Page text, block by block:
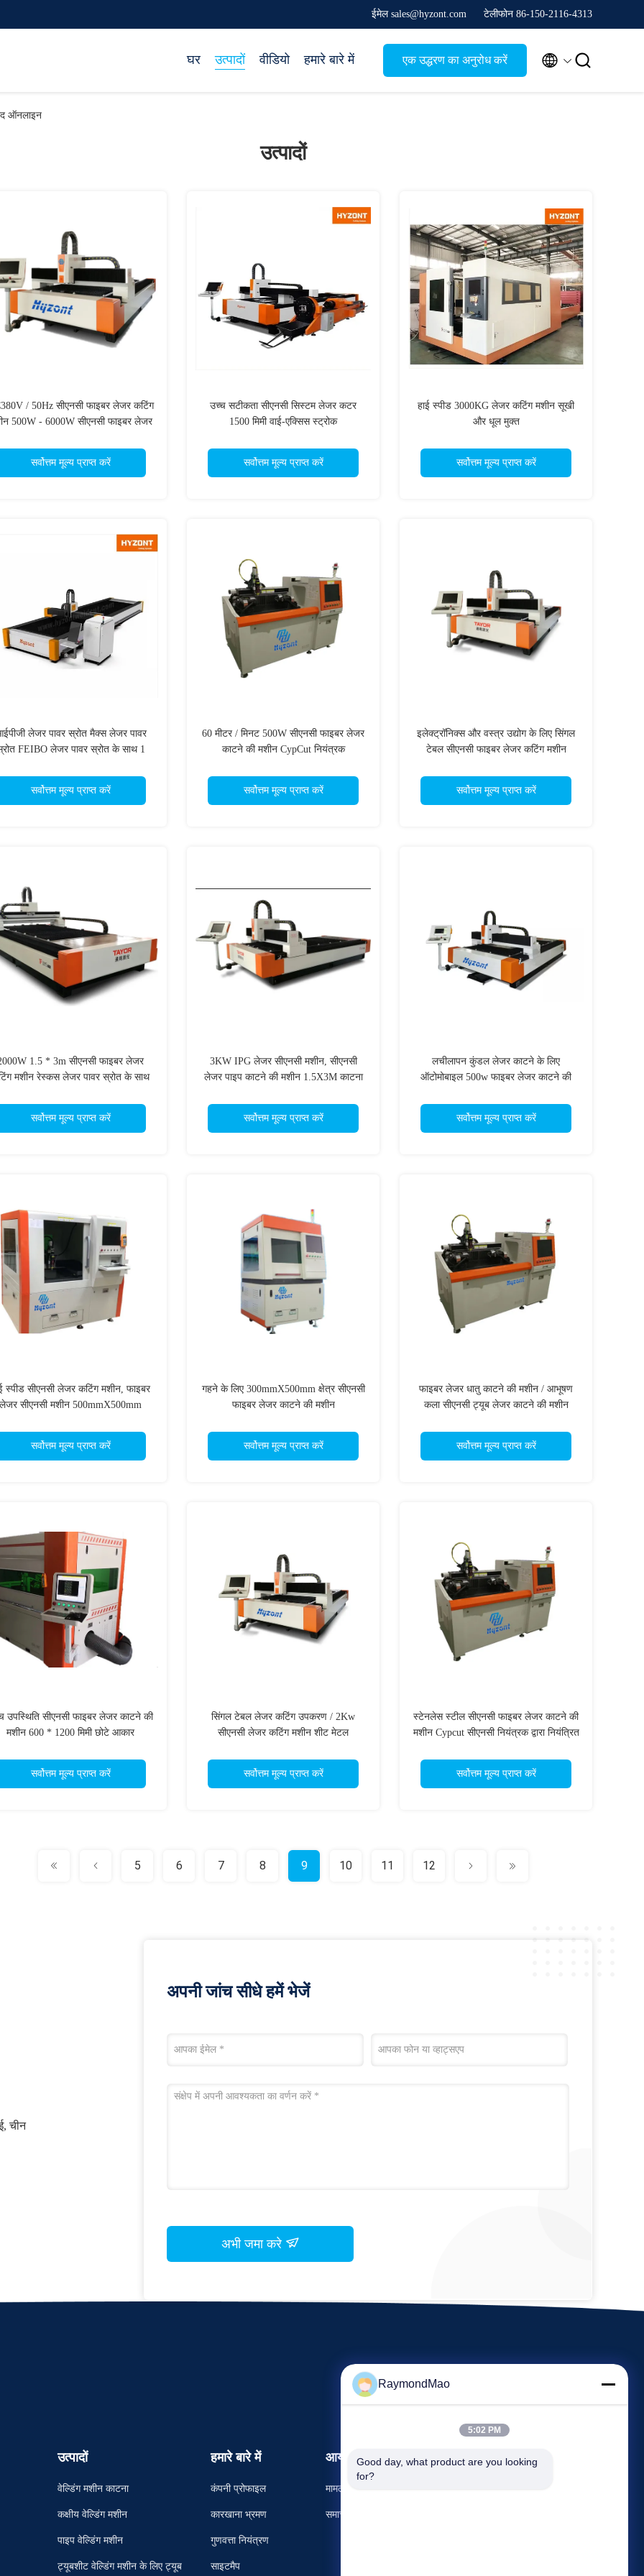
ईमेल sales@hyzont.com टेलीफोन 86-150-2116-4313
घर उत्पादों वीडियो हमारे बारे में एक उद्धरण का अनुरोध करें  
ऑनलाइन
उत्पादों
/ 50Hz सीएनसी फाइबर लेजर कटिंग
500W - 6000W सीएनसी फाइबर लेजर
सर्वोत्तम मूल्य प्राप्त करें
उच्च सटीकता सीएनसी सिस्टम लेजर कटर
1500 मिमी वाई-एक्सिस स्ट्रोक
सर्वोत्तम मूल्य प्राप्त करें
हाई स्पीड 3000KG लेजर कटिंग मशीन सूखी
और धूल मुक्त
सर्वोत्तम मूल्य प्राप्त करें
लेजर पावर स्रोत मैक्स लेजर पावर
FEIBO लेजर पावर स्रोत के साथ 1
सर्वोत्तम मूल्य प्राप्त करें
60 मीटर / मिनट 500W सीएनसी फाइबर लेजर
काटने की मशीन CypCut नियंत्रक
सर्वोत्तम मूल्य प्राप्त करें
इलेक्ट्रॉनिक्स और वस्त्र उद्योग के लिए सिंगल
टेबल सीएनसी फाइबर लेजर कटिंग मशीन
सर्वोत्तम मूल्य प्राप्त करें
1.5 * 3m सीएनसी फाइबर लेजर
मशीन रेस्कस लेजर पावर स्रोत के साथ
सर्वोत्तम मूल्य प्राप्त करें
3KW IPG लेजर सीएनसी मशीन, सीएनसी
लेजर पाइप काटने की मशीन 1.5X3M काटना
सर्वोत्तम मूल्य प्राप्त करें
लचीलापन कुंडल लेजर काटने के लिए
ऑटोमोबाइल 500w फाइबर लेजर काटने की
सर्वोत्तम मूल्य प्राप्त करें
स्पीड सीएनसी लेजर कटिंग मशीन, फाइबर
लेजर सीएनसी मशीन 500mmX500mm
सर्वोत्तम मूल्य प्राप्त करें
गहने के लिए 300mmX500mm क्षेत्र सीएनसी
फाइबर लेजर काटने की मशीन
सर्वोत्तम मूल्य प्राप्त करें
फाइबर लेजर धातु काटने की मशीन / आभूषण
कला सीएनसी ट्यूब लेजर काटने की मशीन
सर्वोत्तम मूल्य प्राप्त करें
उपस्थिति सीएनसी फाइबर लेजर काटने की
मशीन 600 * 1200 मिमी छोटे आकार
सर्वोत्तम मूल्य प्राप्त करें
सिंगल टेबल लेजर कटिंग उपकरण / 2Kw
सीएनसी लेजर कटिंग मशीन शीट मेटल
सर्वोत्तम मूल्य प्राप्त करें
स्टेनलेस स्टील सीएनसी फाइबर लेजर काटने की
मशीन Cypcut सीएनसी नियंत्रक द्वारा नियंत्रित
सर्वोत्तम मूल्य प्राप्त करें
5 6 7 8 9 10 11 12
चीन
अपनी जांच सीधे हमें भेजें
अभी जमा करे
उत्पादों
वेल्डिंग मशीन काटना
कक्षीय वेल्डिंग मशीन
पाइप वेल्डिंग मशीन
ट्यूबशीट वेल्डिंग मशीन के लिए ट्यूब
हमारे बारे में
कंपनी प्रोफाइल
कारखाना भ्रमण
गुणवत्ता नियंत्रण
साइटमैप
आयोजन
मामलों
समाचार
एक उद्धरण का अनुरोध करें
RaymondMao
5:02 PM
Good day, what product are you looking
for?